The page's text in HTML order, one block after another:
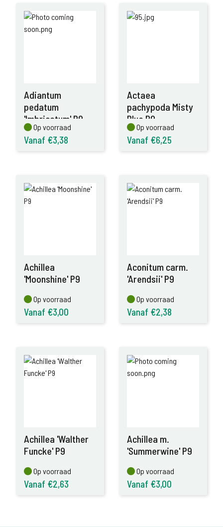
Adiantum
pedatum
'Imbricatum' P9
Op voorraad
Op voorraad
Vanaf €3,38
Actaea
pachypoda Misty
Blue P9
Op voorraad
Op voorraad
Vanaf €6,25
Achillea
'Moonshine' P9
Op voorraad
Op voorraad
Vanaf €3,00
Aconitum carm.
'Arendsii' P9
Op voorraad
Op voorraad
Vanaf €2,38
Achillea 'Walther
Funcke' P9
Op voorraad
Op voorraad
Vanaf €2,63
Achillea m.
'Summerwine' P9
Op voorraad
Op voorraad
Vanaf €3,00